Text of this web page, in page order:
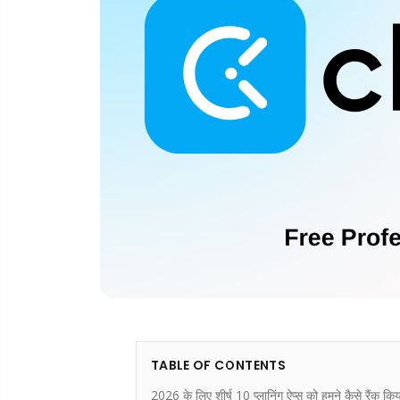
TABLE OF CONTENTS
2026 के लिए शीर्ष 10 प्लानिंग ऐप्स को हमने कैसे रैंक